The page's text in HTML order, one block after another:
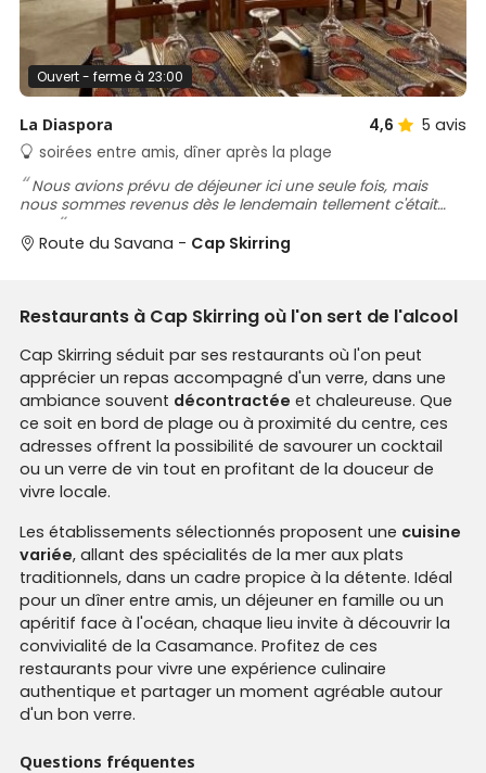
Ouvert - ferme à 23:00
La Diaspora 4,6 5 avis
soirées entre amis, dîner après la plage
Nous avions prévu de déjeuner ici une seule fois, mais
nous sommes revenus dès le lendemain tellement c'était
Route du Savana - Cap Skirring
Restaurants à Cap Skirring où l'on sert de l'alcool
Cap Skirring séduit par ses restaurants où l'on peut
apprécier un repas accompagné d'un verre, dans une
ambiance souvent décontractée et chaleureuse. Que
ce soit en bord de plage ou à proximité du centre, ces
adresses offrent la possibilité de savourer un cocktail
ou un verre de vin tout en profitant de la douceur de
vivre locale.
Les établissements sélectionnés proposent une cuisine
variée, allant des spécialités de la mer aux plats
traditionnels, dans un cadre propice à la détente. Idéal
pour un dîner entre amis, un déjeuner en famille ou un
apéritif face à l'océan, chaque lieu invite à découvrir la
convivialité de la Casamance. Profitez de ces
restaurants pour vivre une expérience culinaire
authentique et partager un moment agréable autour
d'un bon verre.
Questions fréquentes